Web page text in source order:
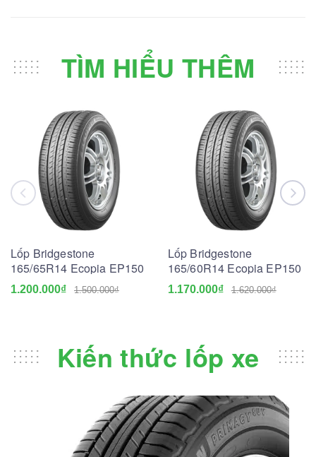
TÌM HIỂU THÊM
Lốp Bridgestone
165/65R14 Ecopia EP150
1.200.000₫ 1.500.000₫
Lốp Bridgestone
165/60R14 Ecopia EP150
1.170.000₫ 1.620.000₫
Kiến thức lốp xe